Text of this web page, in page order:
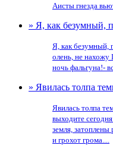
Аисты гнезда
» Я, как безумный,
Я, как безумный,
олень, не нахожу
ночь фальгуна!-
» Явилась толпа
Явилась толпа
выходите
земля,
и грохот грома....